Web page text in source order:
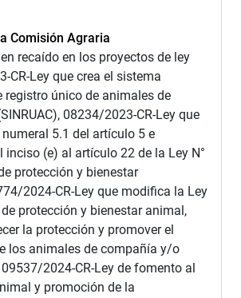
Comisión Agraria
recaído en los proyectos de ley
CR-Ley que crea el sistema
registro único de animales de
08234/2023-CR-Ley que
5.1 del artículo 5 e
inciso (e) al artículo 22 de la Ley N°
protección y bienestar
2024-CR-Ley que modifica la Ley
protección y bienestar animal,
la protección y promover el
los animales de compañía y/o
2024-CR-Ley de fomento al
y promoción de la